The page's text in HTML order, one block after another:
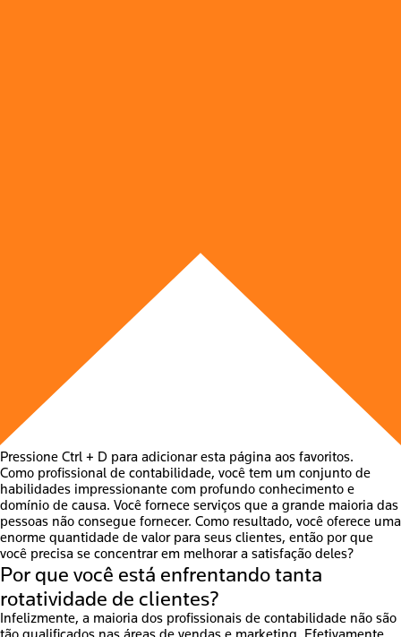
Pressione Ctrl + D para adicionar esta página aos favoritos.
Como profissional de contabilidade, você tem um conjunto de
habilidades impressionante com profundo conhecimento e
domínio de causa. Você fornece serviços que a grande maioria das
pessoas não consegue fornecer. Como resultado, você oferece uma
enorme quantidade de valor para seus clientes, então por que
você precisa se concentrar em melhorar a satisfação deles?
Por que você está enfrentando tanta
rotatividade de clientes?
Infelizmente, a maioria dos profissionais de contabilidade não são